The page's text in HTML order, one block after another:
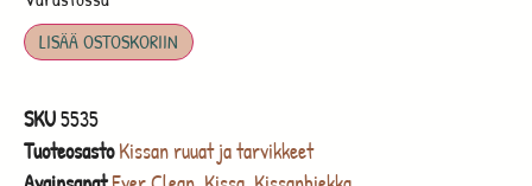
LISÄÄ OSTOSKORIIN
SKU5535
Tuoteosasto Kissan ruuat ja tarvikkeet